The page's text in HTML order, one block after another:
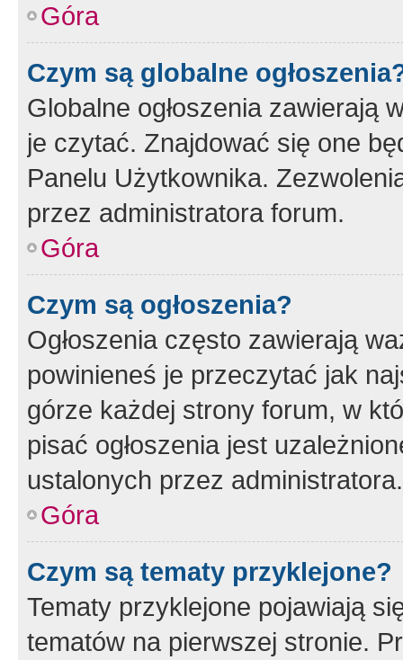
Góra
Czym są globalne
Globalne ogłoszenia zawierają
je czytać. Znajdować się one
Panelu Użytkownika.
przez administratora forum.
Góra
Czym są ogłoszenia?
Ogłoszenia często zawierają
powinieneś je przeczytać jak
górze każdej strony forum, w
pisać ogłoszenia jest
ustalonych przez administratora.
Góra
Czym są tematy przyklejone?
Tematy przyklejone pojawiają
tematów na pierwszej stronie.